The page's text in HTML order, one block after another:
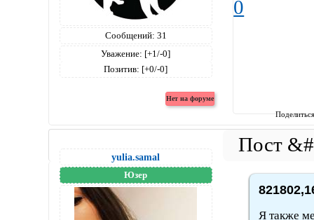
Сообщений: 31
Уважение: [+1/-0]
Позитив: [+0/-0]
0
yulia.samal
Юзер
Я также